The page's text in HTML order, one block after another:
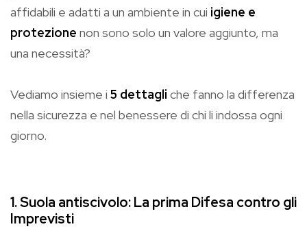
affidabili e adatti a un ambiente in cui igiene e
protezione non sono solo un valore aggiunto, ma
una necessità?
Vediamo insieme i 5 dettagli che fanno la differenza
nella sicurezza e nel benessere di chi li indossa ogni
giorno.
1. Suola antiscivolo: La prima Difesa contro gli
Imprevisti